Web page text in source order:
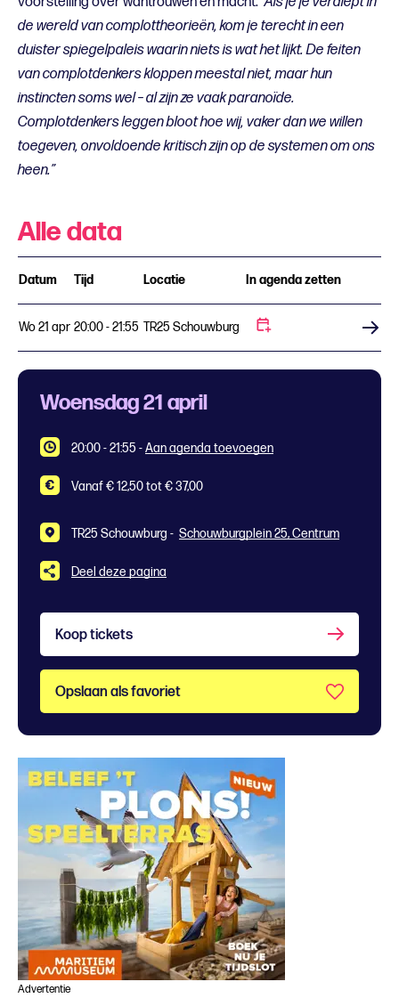
de wereld van complottheorieën, kom je terecht in een
duister spiegelpaleis waarin niets is wat het lijkt. De feiten
van complotdenkers kloppen meestal niet, maar hun
instincten soms wel – al zijn ze vaak paranoïde.
Complotdenkers leggen bloot hoe wij, vaker dan we willen
toegeven, onvoldoende kritisch zijn op de systemen om ons
heen.”
Alle data
Datum Tijd Locatie In agenda zetten
Wo 21 apr 20:00 - 21:55 TR25 Schouwburg
Woensdag 21 april
20:00 - 21:55 -Aan agenda toevoegen
Vanaf € 12,50 tot € 37,00
TR25 Schouwburg - Schouwburgplein 25, Centrum
Deel deze pagina
Koop tickets
Opslaan als favoriet
Advertentie